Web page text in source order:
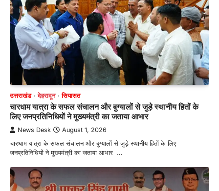
उत्तराखंड देहरादून सियासत
चारधाम यात्रा के सफल संचालन और बुग्यालों से जुड़े स्थानीय हितों के
लिए जनप्रतिनिधियों ने मुख्यमंत्री का जताया आभार
News Desk August 1, 2026
चारधाम यात्रा के सफल संचालन और बुग्यालों से जुड़े स्थानीय हितों के लिए
जनप्रतिनिधियों ने मुख्यमंत्री का जताया आभार …